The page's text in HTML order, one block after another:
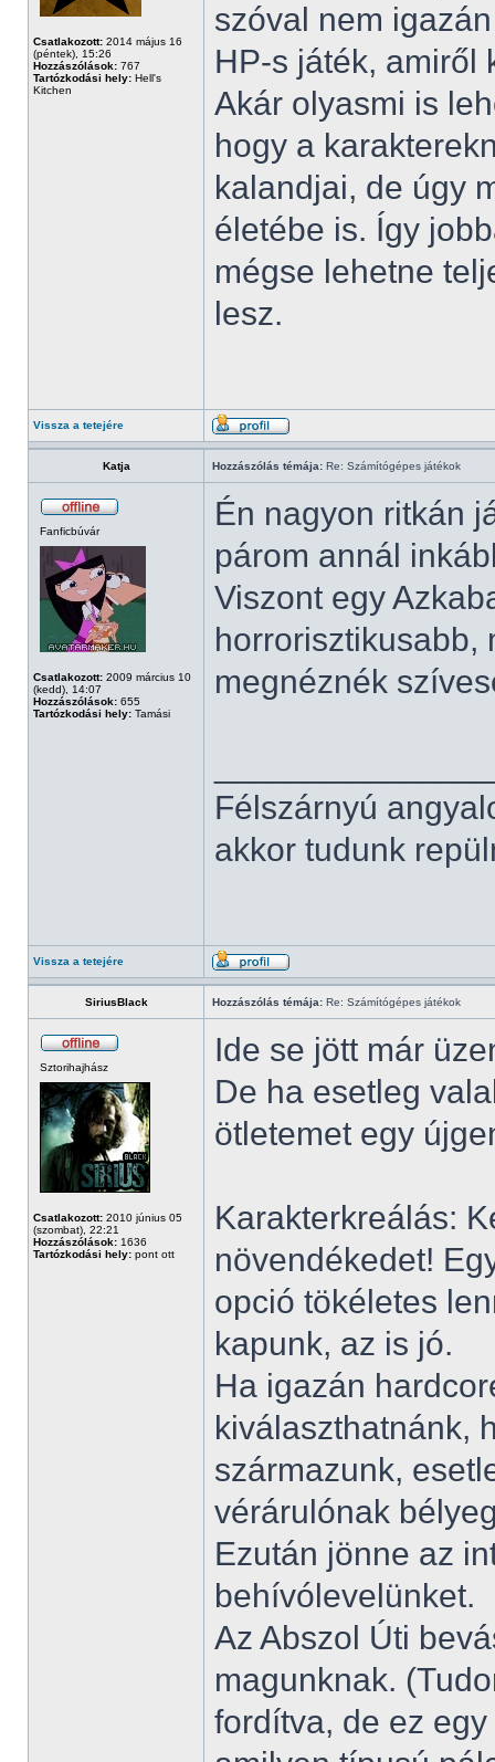
Csatlakozott: 2014 május 16
(péntek), 15:26
Hozzászólások: 767
Tartózkodási hely: Hell's
Kitchen
szóval nem
HP-s játék, amiről
Akár olyasmi is
hogy a
kalandjai, de úgy
életébe is. Így
mégse lehetne
lesz.
Vissza a tetejére
Katja Hozzászólás témája: Re: Számítógépes játékok
Fanficbúvár
Csatlakozott: 2009 március 10
(kedd), 14:07
Hozzászólások: 655
Tartózkodási hely: Tamási
Én nagyon ritkán
párom annál
Viszont egy
horrorisztikusabb,
megnéznék
Félszárnyú
akkor tudunk
Vissza a tetejére
SiriusBlack Hozzászólás témája: Re: Számítógépes játékok
Sztorihajhász
Csatlakozott: 2010 június 05
(szombat), 22:21
Hozzászólások: 1636
Tartózkodási hely: pont ott
Ide se jött már
De ha esetleg
ötletemet egy
Karakterkreálás:
növendékedet!
opció tökéletes
kapunk, az is jó.
Ha igazán
kiválaszthatnánk,
származunk,
vérárulónak
Ezután jönne az
behívólevelünket.
Az Abszol Úti
magunknak.
fordítva, de ez